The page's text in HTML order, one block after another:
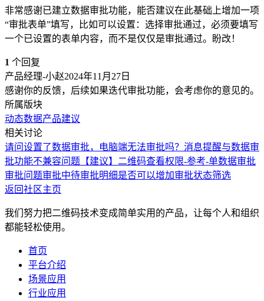
非常感谢已建立数据审批功能，能否建议在此基础上增加一项
“审批表单”填写，比如可以设置：选择审批通过，必须要填写
一个已设置的表单内容，而不是仅仅是审批通过。盼改！
1 个回复
产品经理-小赵2024年11月27日
感谢你的反馈，后续如果迭代审批功能，会考虑你的意见的。
所属版块
动态数据产品建议
相关讨论
请问设置了数据审批，电脑端无法审批吗？ 消息提醒与数据审
批功能不兼容问题 【建议】二维码查看权限-参考-单数据审批
审批问题审批中待审批明细是否可以增加审批状态筛选
返回社区主页
我们努力把二维码技术变成简单实用的产品，让每个人和组织
都能轻松使用。
首页
平台介绍
场景应用
行业应用